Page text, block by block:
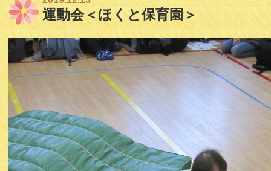
運動会＜ほくと保育園＞